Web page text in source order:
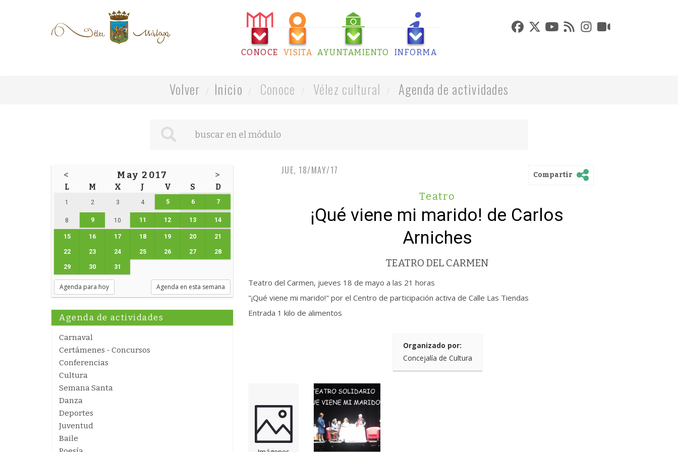
CONOCE VISITA AYUNTAMIENTO INFORMA
Volver Inicio Conoce Vélez cultural Agenda de actividades
< May 2017 >
L M X J V S D
1 2 3 4 5 6 7
8 9 10 11 12 13 14
15 16 17 18 19 20 21
22 23 24 25 26 27 28
29 30 31
Agenda para hoy Agenda en esta semana
Agenda de actividades
Carnaval
Certámenes - Concursos
Conferencias
Cultura
Semana Santa
Danza
Deportes
Juventud
Baile
JUE, 18/MAY/17 Compartir
Teatro
¡Qué viene mi marido! de Carlos
Arniches
TEATRO DEL CARMEN
Teatro del Carmen, jueves 18 de mayo a las 21 horas
"¡Qué viene mi marido!" por el Centro de participación activa de Calle Las Tiendas
Entrada 1 kilo de alimentos
Organizado por:
Concejalía de Cultura